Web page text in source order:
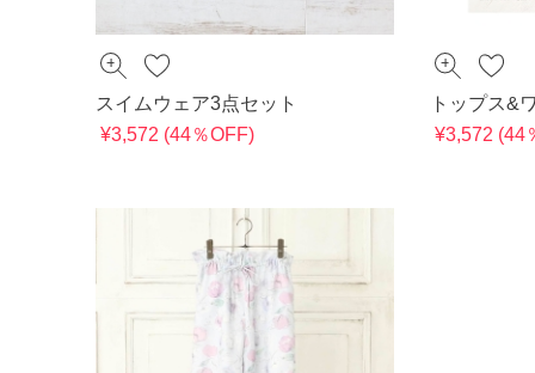
スイムウェア3点セット
¥3,572 (44％OFF)
トップス&
¥3,572 (44